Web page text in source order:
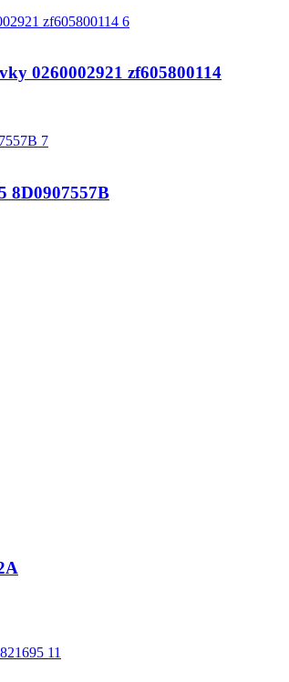
0260002921 zf605800114
8D0907557B